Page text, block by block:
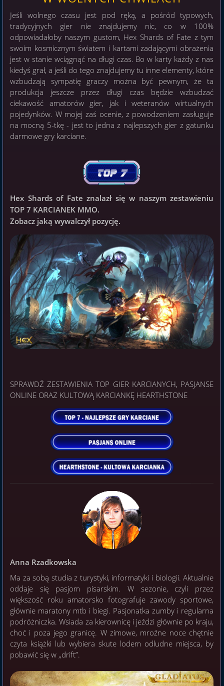
Jeśli wolnego czasu jest pod ręką, a pośród typowych,
tradycyjnych gier nie znajdujemy nic, co w 100%
odpowiadałoby naszym gustom, Hex Shards of Fate z tym
swoim kosmicznym światem i kartami zadającymi obrażenia
jest w stanie wciągnąć na długi czas. Bo w karty każdy z nas
kiedyś grał, a jeśli do tego znajdujemy tu inne elementy, które
wzbudzają sympatię graczy można być pewnym, że ta
produkcja jeszcze przez długi czas będzie wzbudzać
ciekawość amatorów gier, jak i weteranów wirtualnych
pojedynków. W mojej zaś ocenie, z powodzeniem zasługuje
na mocną 5-tkę - jest to jedna z najlepszych gier z gatunku
darmowe gry karciane.
Hex Shards of Fate znalazł się w naszym zestawieniu
TOP 7 KARCIANEK MMO.
Zobacz jaką wywalczył pozycję.
SPRAWDŹ ZESTAWIENIA TOP GIER KARCIANYCH, PASJANSE
ONLINE ORAZ KULTOWĄ KARCIANKĘ HEARTHSTONE
Anna Rzadkowska
Ma za sobą studia z turystyki, informatyki i biologii. Aktualnie
oddaje się pasjom pisarskim. W sezonie, czyli przez
większość roku amatorsko fotografuje zawody sportowe,
głównie maratony mtb i biegi. Pasjonatka zumby i regularna
podróżniczka. Wsiada za kierownicę i jeździ głównie po kraju,
choć i poza jego granicę. W zimowe, mroźne noce chętnie
czyta książki lub wybiera skute lodem odludne miejsca, by
pobawić się w „drift”.